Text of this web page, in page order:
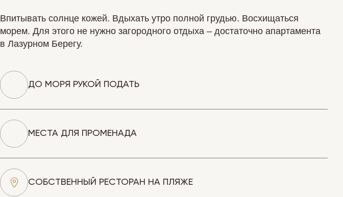
Впитывать солнце кожей. Вдыхать утро полной грудью. Восхищаться
морем. Для этого не нужно загородного отдыха – достаточно апартамента
в Лазурном Берегу.
ДО МОРЯ РУКОЙ ПОДАТЬ
МЕСТА ДЛЯ ПРОМЕНАДА
СОБСТВЕННЫЙ РЕСТОРАН НА ПЛЯЖЕ